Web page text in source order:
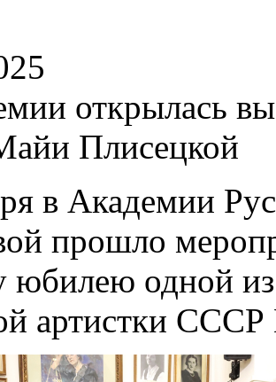
открылась
Плисецкой
в Академии
прошло
юбилею одной
артистки